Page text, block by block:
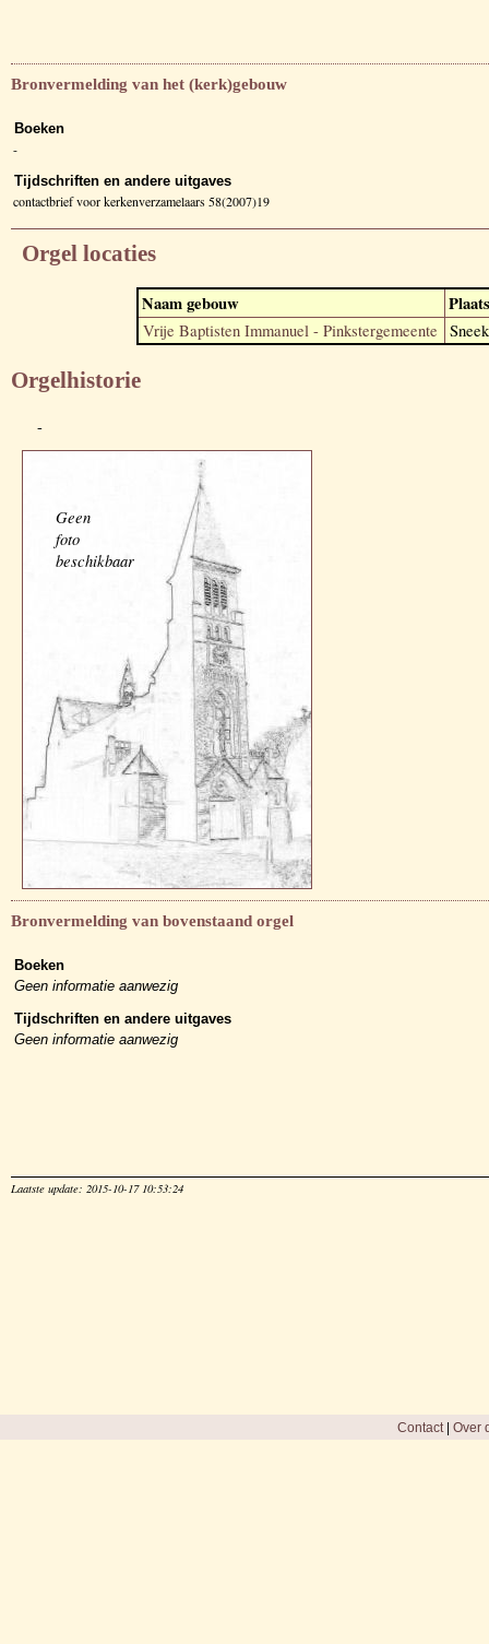
Bronvermelding van het (kerk)gebouw
Boeken
-
Tijdschriften en andere uitgaves
contactbrief voor kerkenverzamelaars 58(2007)19
Orgel locaties
Naam gebouw Plaats
Vrije Baptisten Immanuel - Pinkstergemeente Sneek
Orgelhistorie
-
Geen
foto
beschikbaar
Bronvermelding van bovenstaand orgel
Boeken
Geen informatie aanwezig
Tijdschriften en andere uitgaves
Geen informatie aanwezig
Laatste update: 2015-10-17 10:53:24
Contact| Over